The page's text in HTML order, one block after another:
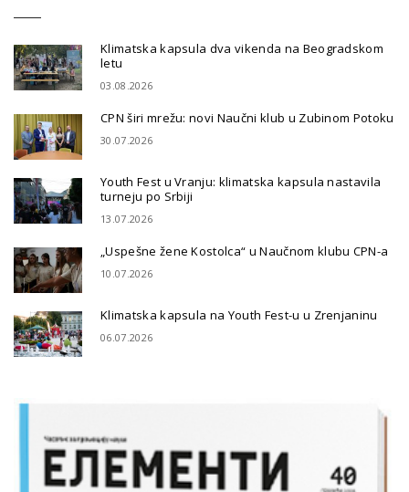
Klimatska kapsula dva vikenda na Beogradskom
letu
03.08.2026
CPN širi mrežu: novi Naučni klub u Zubinom Potoku
30.07.2026
Youth Fest u Vranju: klimatska kapsula nastavila
turneju po Srbiji
13.07.2026
„Uspešne žene Kostolca“ u Naučnom klubu CPN-a
10.07.2026
Klimatska kapsula na Youth Fest-u u Zrenjaninu
06.07.2026